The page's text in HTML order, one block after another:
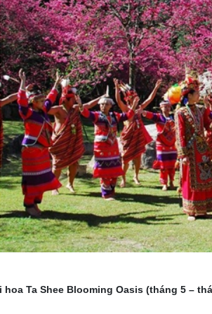
hoa Ta Shee Blooming Oasis (tháng 5 –